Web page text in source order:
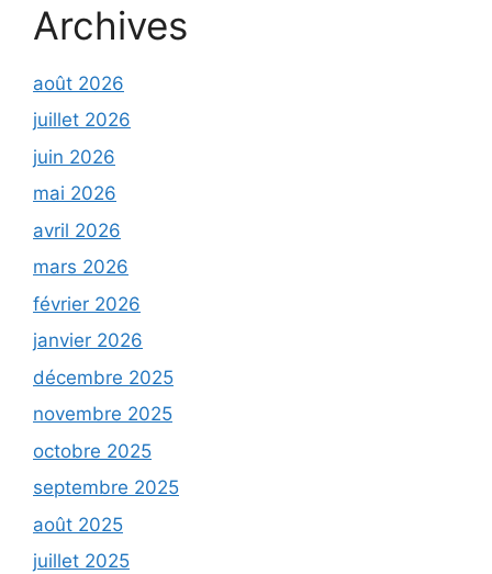
Archives
août 2026
juillet 2026
juin 2026
mai 2026
avril 2026
mars 2026
février 2026
janvier 2026
décembre 2025
novembre 2025
octobre 2025
septembre 2025
août 2025
juillet 2025